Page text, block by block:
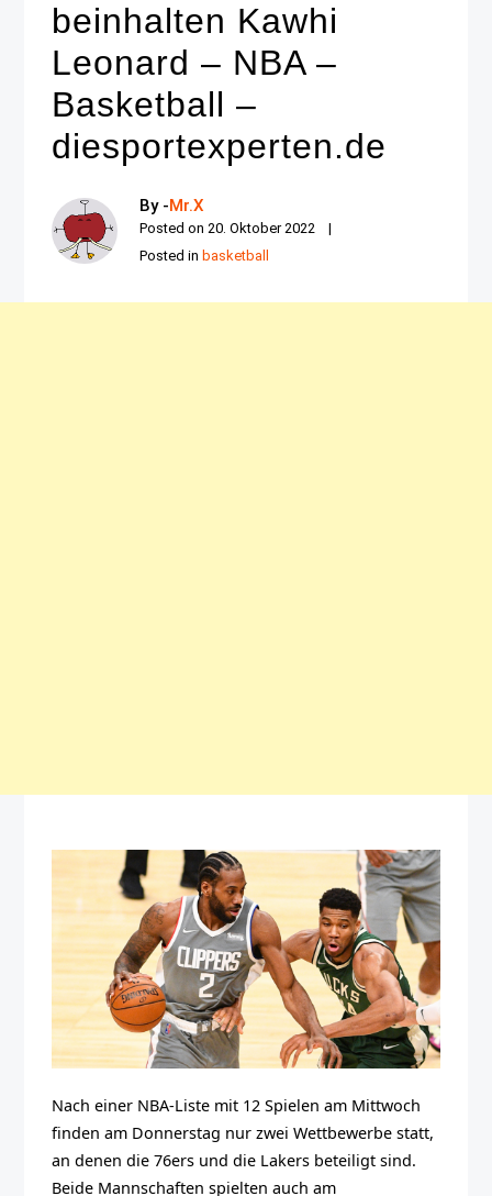
beinhalten Kawhi
Leonard – NBA –
Basketball –
diesportexperten.de
By -Mr.X
Posted on20. Oktober 2022
Posted in basketball
Nach einer NBA-Liste mit 12 Spielen am Mittwoch
finden am Donnerstag nur zwei Wettbewerbe statt,
an denen die 76ers und die Lakers beteiligt sind.
Beide Mannschaften spielten auch am